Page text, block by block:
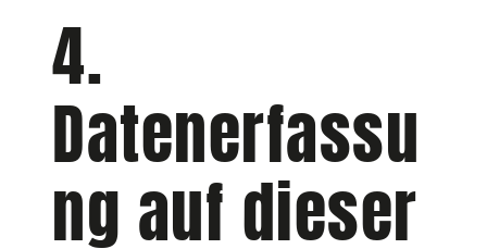
4.
Datenerfassu
ng auf dieser